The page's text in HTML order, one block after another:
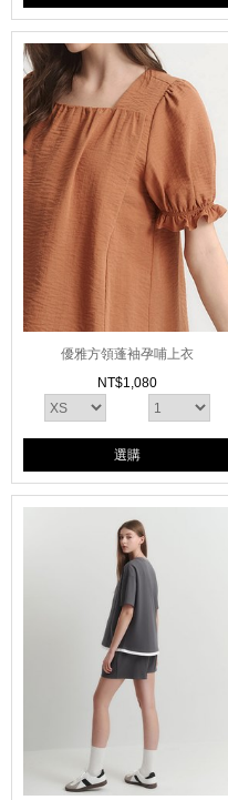
優雅方領蓬袖孕哺上衣
NT$1,080
選購